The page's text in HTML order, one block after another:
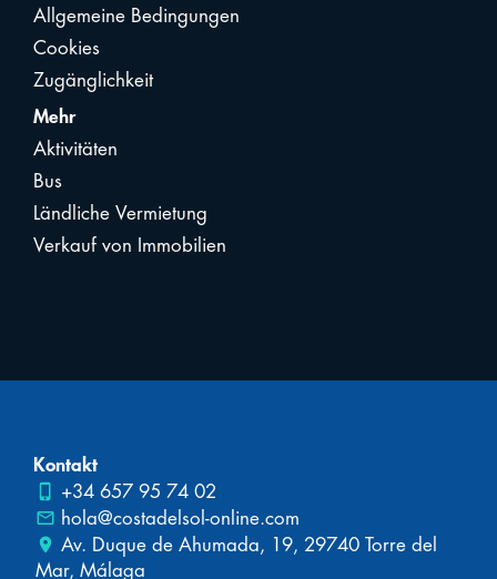
Allgemeine Bedingungen
Cookies
Zugänglichkeit
Mehr
Aktivitäten
Bus
Ländliche Vermietung
Verkauf von Immobilien
Kontakt
phone_iphone +34 657 95 74 02
mail_outline hola@costadelsol-online.com
place Av. Duque de Ahumada, 19, 29740 Torre del
Mar, Málaga